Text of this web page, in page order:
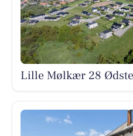
Lille Mølkær 28